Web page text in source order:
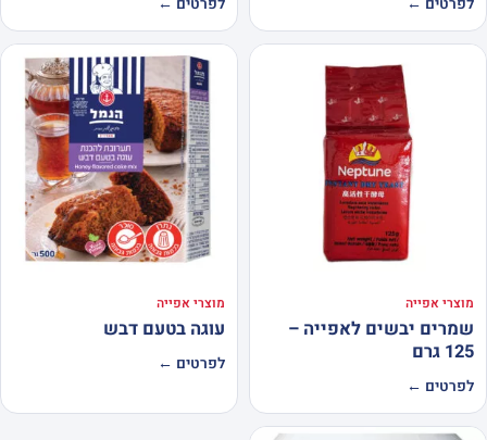
לפרטים ← לפרטים ←
מוצרי אפייה
שמרים יבשים לאפייה –
125 גרם
לפרטים ←
מוצרי אפייה
עוגה בטעם דבש
לפרטים ←